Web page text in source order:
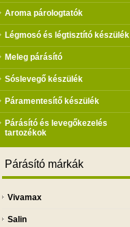
Aroma párologtatók
Légmosó és légtisztító készülék
Meleg párásító
Sóslevegő készülék
Páramentesítő készülék
Párásító és levegőkezelés
tartozékok
Párásító márkák
Vivamax
Salin